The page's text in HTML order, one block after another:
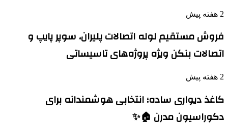
2 هفته پیش
فروش مستقیم لوله اتصالات پلیران، سوپر پایپ و
اتصالات بنکن ویژه پروژه‌های تاسیساتی
2 هفته پیش
کاغذ دیواری ساده؛ انتخابی هوشمندانه برای
دکوراسیون مدرن 🏠✨